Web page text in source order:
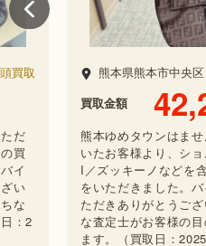
買取
だ
絡
い
富
定し
東京都大田区
買取金額
グランデュオ蒲田店
客様より、FENDI ジ
の買取・査定ご依頼
回も対応と金額に満
た。質問等ございま
合わせください。（